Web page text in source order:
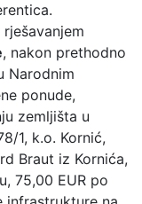
, nakon prethodno
Narodnim
ponude,
zemljišta u
1, k.o. Kornić,
Braut iz Kornića,
75,00 EUR po